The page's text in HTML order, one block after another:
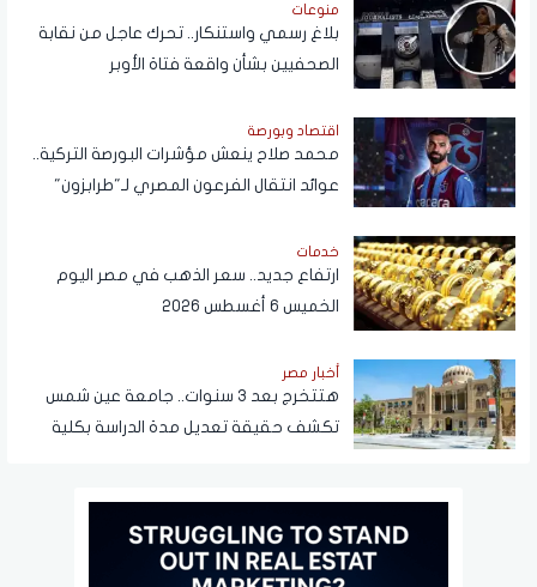
منوعات
بلاغ رسمي واستنكار.. تحرك عاجل من نقابة
الصحفيين بشأن واقعة فتاة الأوبر
اقتصاد وبورصة
محمد صلاح ينعش مؤشرات البورصة التركية..
عوائد انتقال الفرعون المصري لـ"طرابزون"
خدمات
ارتفاع جديد.. سعر الذهب في مصر اليوم
الخميس 6 أغسطس 2026
أخبار مصر
هتتخرج بعد 3 سنوات.. جامعة عين شمس
تكشف حقيقة تعديل مدة الدراسة بكلية